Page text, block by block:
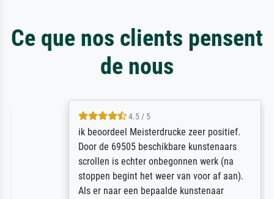
Ce que nos clients pensent
de nous
4.5 / 5
ik beoordeel Meisterdrucke zeer positief.
Door de 69505 beschikbare kunstenaars
scrollen is echter onbegonnen werk (na
stoppen begint het weer van voor af aan).
Als er naar een bepaalde kunstenaar